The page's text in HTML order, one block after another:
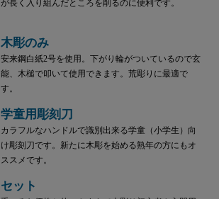
が長く入り組んだところを削るのに便利です。
木彫のみ
安来鋼白紙2号を使用。下がり輪がついているので玄
能、木槌で叩いて使用できます。荒彫りに最適で
す。
学童用彫刻刀
カラフルなハンドルで識別出来る学童（小学生）向
け彫刻刀です。新たに木彫を始める熟年の方にもオ
ススメです。
セット